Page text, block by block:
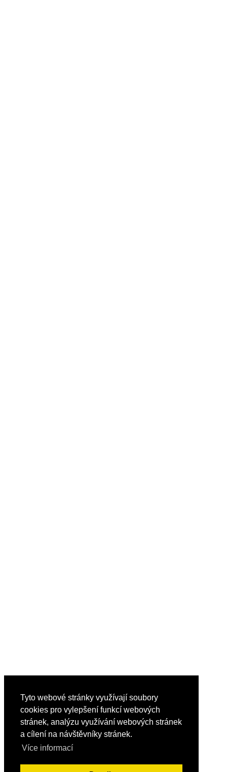
Tyto webové stránky využívají soubory
cookies pro vylepšení funkcí webových
stránek, analýzu využívání webových stránek
a cílení na návštěvníky stránek.
Více informací